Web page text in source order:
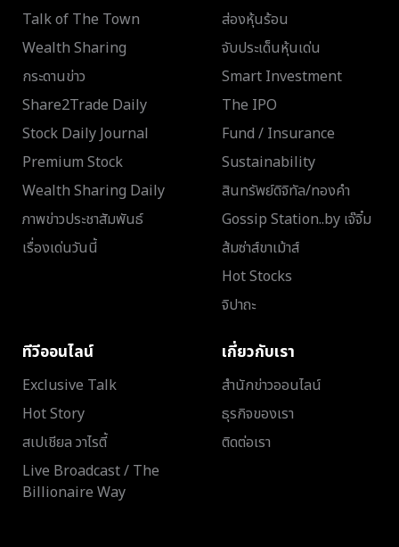
Talk of The Town
Wealth Sharing
กระดานข่าว
Share2Trade Daily
Stock Daily Journal
Premium Stock
Wealth Sharing Daily
ภาพข่าวประชาสัมพันธ์
เรื่องเด่นวันนี้
ส่องหุ้นร้อน
จับประเด็นหุ้นเด่น
Smart Investment
The IPO
Fund / Insurance
Sustainability
สินทรัพย์ดิจิทัล/ทองคำ
Gossip Station..by เจ๊จิ๋ม
ส้มซ่าส์ขาเม้าส์
Hot Stocks
จิปาถะ
ทีวีออนไลน์
Exclusive Talk
Hot Story
สเปเชียล วาไรตี้
Live Broadcast / The
Billionaire Way
เกี่ยวกับเรา
สำนักข่าวออนไลน์
ธุรกิจของเรา
ติดต่อเรา